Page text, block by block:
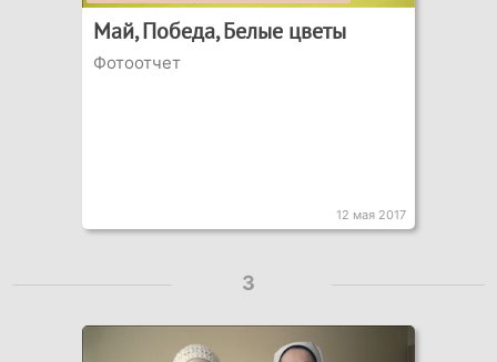
Май, Победа, Белые цветы
Фотоотчет
12 мая 2017
3